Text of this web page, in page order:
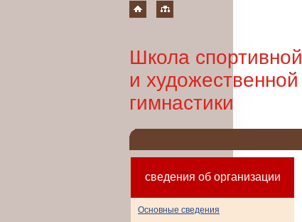
Школа спортивной
и художественной
гимнастики
сведения об организации
Основные сведения